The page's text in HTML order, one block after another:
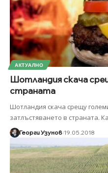
АКТУАЛНО
Шотландия скача
страната
Шотландия скача срещу
затлъстяването в страната.
Георги Узунов 19.05.2018